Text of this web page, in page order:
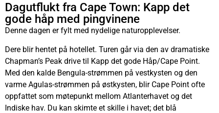
Dagutflukt fra Cape Town: Kapp det
gode håp med pingvinene
Denne dagen er fylt med nydelige naturopplevelser.
Dere blir hentet på hotellet. Turen går via den av dramatiske
Chapman’s Peak drive til Kapp det gode Håp/Cape Point.
Med den kalde Bengula-strømmen på vestkysten og den
varme Agulas-strømmen på østkysten, blir Cape Point ofte
oppfattet som møtepunkt mellom Atlanterhavet og det
Indiske hav. Du kan skimte et skille i havet; det blå